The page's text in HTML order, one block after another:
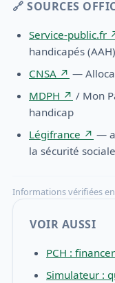
🔗 SOURCES
Service-public.fr
handicapés (AAH)
CNSA ↗ —
MDPH ↗ / Mon
handicap
Légifrance ↗ —
la sécurité sociale
Informations vérifiées
VOIR AUSSI
PCH :
Simulateur :